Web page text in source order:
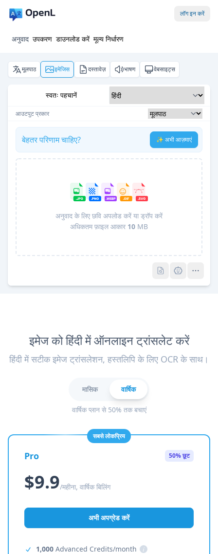
लॉग इन करें
अनुवाद उपकरण डाउनलोड करें मूल्य निर्धारण
मूलपाठ इमेजिस दस्तावेज़ भाषण वेबसाइट्स
स्वतः पहचानें
आउटपुट प्रकार
बेहतर परिणाम चाहिए? ✨ अभी आज़माएं
अनुवाद के लिए छवि अपलोड करें या ड्रॉप करें
अधिकतम फ़ाइल आकार 10 MB
इमेज को हिंदी में ऑनलाइन ट्रांसलेट करें
हिंदी में सटीक इमेज ट्रांसलेशन, हस्तलिपि के लिए OCR के साथ।
मासिक वार्षिक
वार्षिक प्लान से 50% तक बचाएं
सबसे लोकप्रिय
Pro 50% छूट
$9.9/महीना, वार्षिक बिलिंग
अभी अपग्रेड करें
1,000 Advanced Credits/month
i